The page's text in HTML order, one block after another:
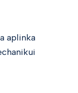
aplinka